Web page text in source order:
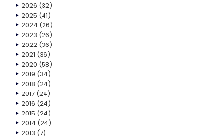
2026 (32)
2025 (41)
2024 (26)
2023 (26)
2022(36)
2021 (36)
2020 (58)
2019 (34)
2018 (24)
2017(24)
2016 (24)
2015 (24)
2014 (24)
2013 (7)